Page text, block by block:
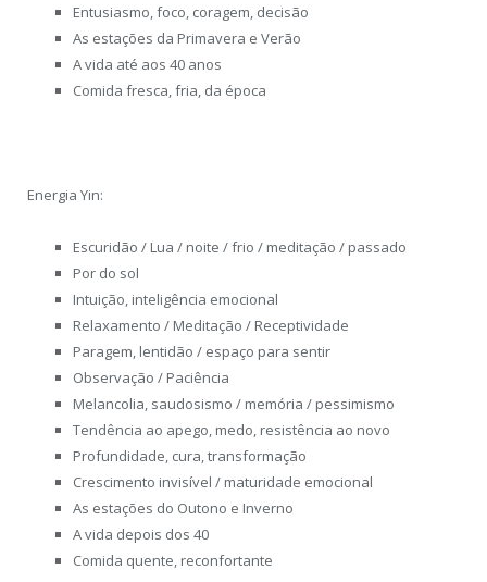
Entusiasmo, foco, coragem, decisão
As estações da Primavera e Verão
A vida até aos 40 anos
Comida fresca, fria, da época
Energia Yin:
Escuridão / Lua / noite / frio / meditação / passado
Por do sol
Intuição, inteligência emocional
Relaxamento / Meditação / Receptividade
Paragem, lentidão / espaço para sentir
Observação / Paciência
Melancolia, saudosismo / memória / pessimismo
Tendência ao apego, medo, resistência ao novo
Profundidade, cura, transformação
Crescimento invisível / maturidade emocional
As estações do Outono e Inverno
A vida depois dos 40
Comida quente, reconfortante